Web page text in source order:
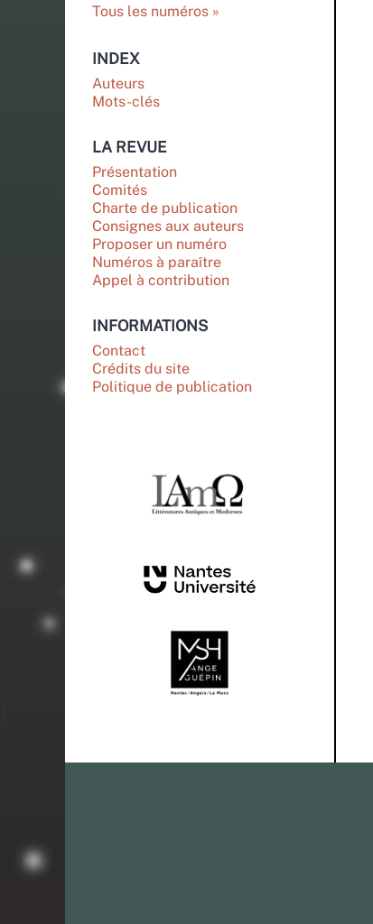
Tous les numéros
INDEX
Auteurs
Mots-clés
LA REVUE
Présentation
Comités
Charte de publication
Consignes aux auteurs
Proposer un numéro
Numéros à paraître
Appel à contribution
INFORMATIONS
Contact
Crédits du site
Politique de publication